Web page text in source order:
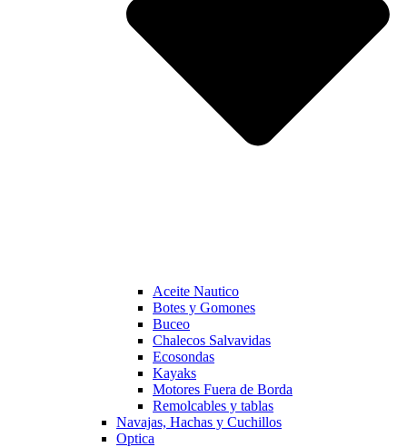
Aceite Nautico
Botes y Gomones
Buceo
Chalecos Salvavidas
Ecosondas
Kayaks
Motores Fuera de Borda
Remolcables y tablas
Navajas, Hachas y Cuchillos
Optica